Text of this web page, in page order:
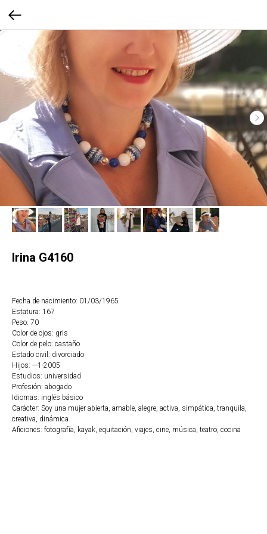
Irina G4160
Fecha de nacimiento: 01/03/1965
Estatura: 167
Peso: 70
Color de ojos: gris
Color de pelo: castaño
Estado civil: divorciado
Hijos: ---1-2005
Estudios: universidad
Profesión: abogado
Idiomas: inglés básico
Carácter: Soy una mujer abierta, amable, alegre, activa, simpática, tranquila,
creativa, dinámica.
Aficiones: fotografía, kayak, equitación, viajes, cine, música, teatro, cocina